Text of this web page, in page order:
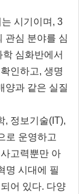
시기이며, 3
관심 분야를 심
심화반에서
인하고, 생명
양과 같은 실질
, 정보기술(IT),
로 운영하고
고력뿐만 아
명 시대에 필
어 있다. 다양